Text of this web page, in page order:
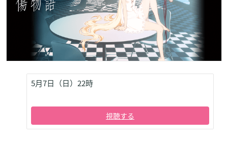
5月7日（日）22時
視聴する